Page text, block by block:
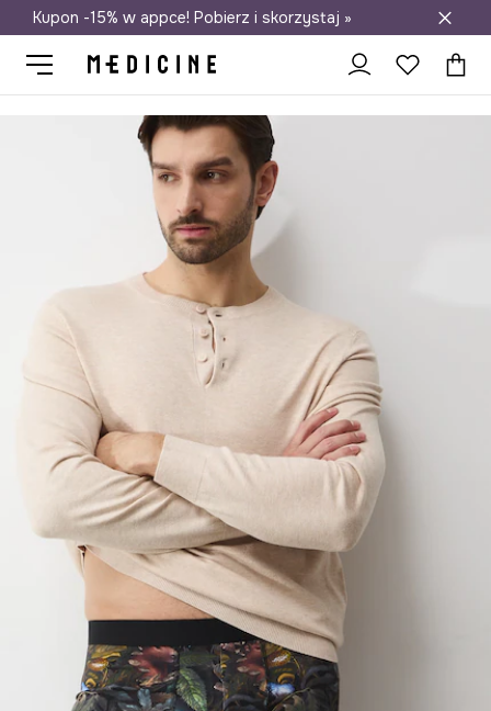
Darmowa dostawa do salonów
Kupon -15% w appce! Pobierz i skorzystaj »